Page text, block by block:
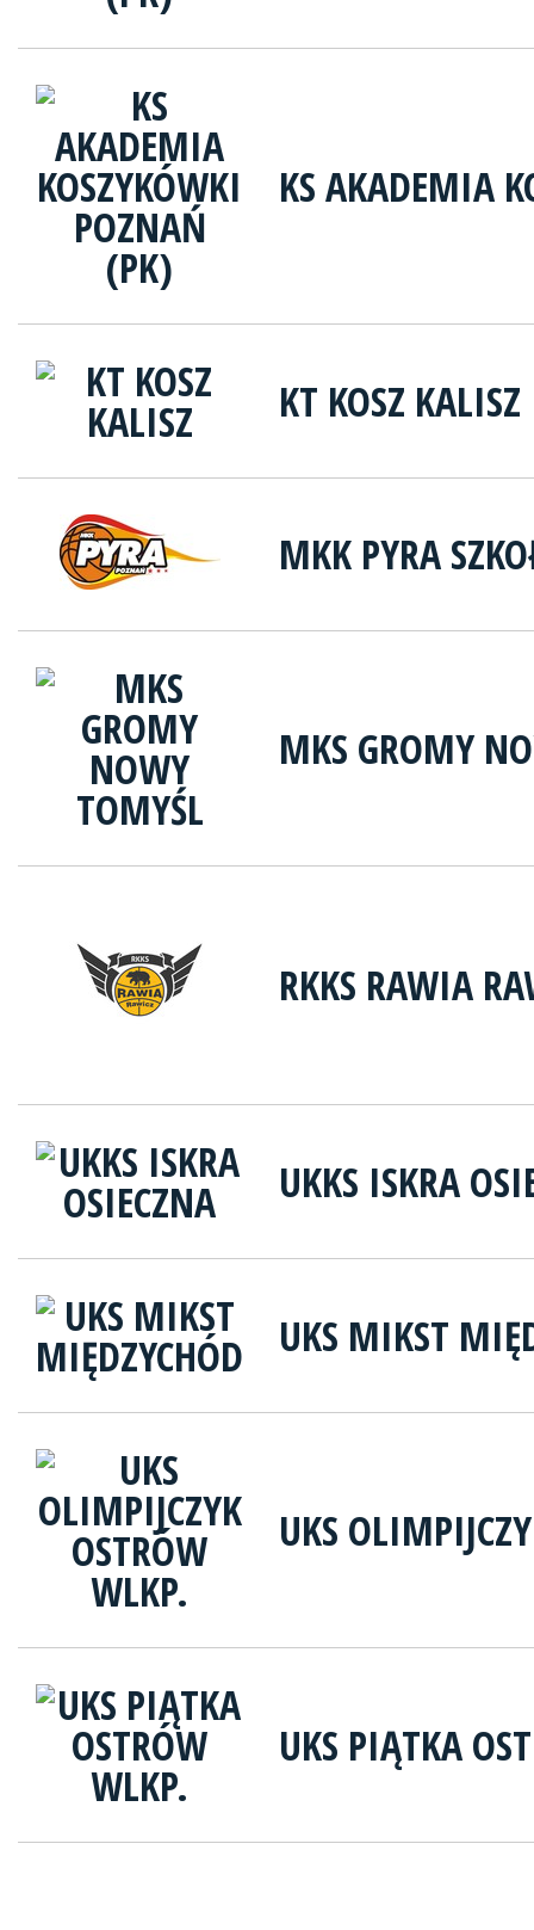
KS AKADEMIA
KT KOSZ KALISZ
MKK PYRA
MKS GROMY
RKKS RAWIA
UKKS ISKRA
UKS MIKST
UKS
UKS PIĄTKA